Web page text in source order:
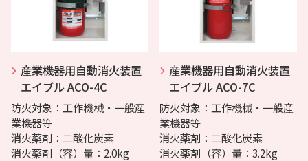
産業機器用自動消火装置
エイブル ACO-4C
防火対象：工作機械・一般産
業機器等
消火薬剤：二酸化炭素
消火薬剤（容）量：2.0kg
産業機器用自動消火装置
エイブル ACO-7C
防火対象：工作機械・一般産
業機器等
消火薬剤：二酸化炭素
消火薬剤（容）量：3.2kg